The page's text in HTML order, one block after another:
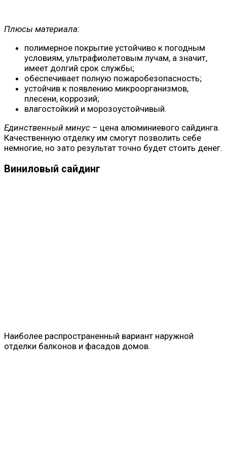
Плюсы материала:
полимерное покрытие устойчиво к погодным
условиям, ультрафиолетовым лучам, а значит,
имеет долгий срок службы;
обеспечивает полную пожаробезопасность;
устойчив к появлению микроорганизмов,
плесени, коррозий;
влагостойкий и морозоустойчивый.
Единственный минус – цена алюминиевого сайдинга.
Качественную отделку им смогут позволить себе
немногие, но зато результат точно будет стоить денег.
Виниловый сайдинг
Наиболее распространенный вариант наружной
отделки балконов и фасадов домов.